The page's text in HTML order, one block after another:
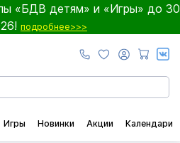
«БДВ детям» и «Игры» до 30
подробнее>>>
Игры Новинки Акции Календари